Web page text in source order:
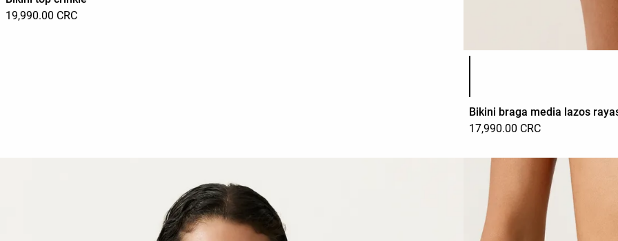
19,990.00 CRC
Lista de colores del producto
Bikini braga media lazos
17,990.00 CRC